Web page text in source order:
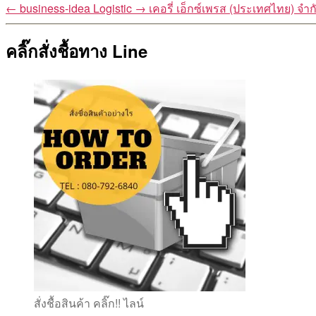
← business-idea Logistic → เคอรี่ เอ็กซ์เพรส (ประเทศไทย) จำ
คลิ๊กสั่งชื้อทาง Line
สั่งชื้อสินค้า คลิ๊ก!! ไลน์